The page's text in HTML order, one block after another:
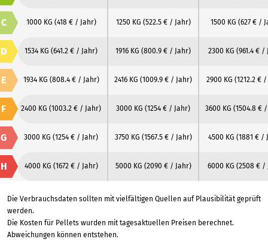
C 1000 KG (418 € / Jahr) 1250 KG (522.5 € / Jahr) 1500 KG (627 € /
D 1534 KG (641.2 € / Jahr) 1916 KG (800.9 € / Jahr) 2300 KG (961.4 € /
E 1934 KG (808.4 € / Jahr) 2416 KG (1009.9 € / Jahr) 2900 KG (1212.2 €
F 2400 KG (1003.2 € / Jahr) 3000 KG (1254 € / Jahr) 3600 KG (1504.8 €
G 3000 KG (1254 € / Jahr) 3750 KG (1567.5 € / Jahr) 4500 KG (1881 € /
H 4000 KG (1672 € / Jahr) 5000 KG (2090 € / Jahr) 6000 KG (2508 € /
Die Verbrauchsdaten sollten mit vielfältigen Quellen auf Plausibilität geprüft
werden.
Die Kosten für Pellets wurden mit tagesaktuellen Preisen berechnet.
Abweichungen können entstehen.